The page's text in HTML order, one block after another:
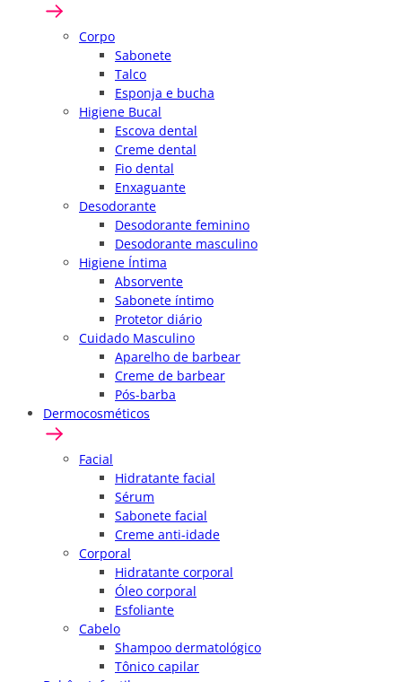
Corpo
Sabonete
Talco
Esponja e bucha
Higiene Bucal
Escova dental
Creme dental
Fio dental
Enxaguante
Desodorante
Desodorante feminino
Desodorante masculino
Higiene Íntima
Absorvente
Sabonete íntimo
Protetor diário
Cuidado Masculino
Aparelho de barbear
Creme de barbear
Pós-barba
Dermocosméticos
Facial
Hidratante facial
Sérum
Sabonete facial
Creme anti-idade
Corporal
Hidratante corporal
Óleo corporal
Esfoliante
Cabelo
Shampoo dermatológico
Tônico capilar